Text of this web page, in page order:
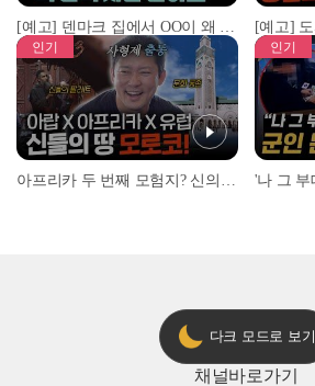
[예고] 덴마크 집에서 OO이 왜 나와...? 이상할 정도로 한국을 사랑하는 우리 형을 제보합니다!
인기 인기
다크 모드로 보기
채널바로가기